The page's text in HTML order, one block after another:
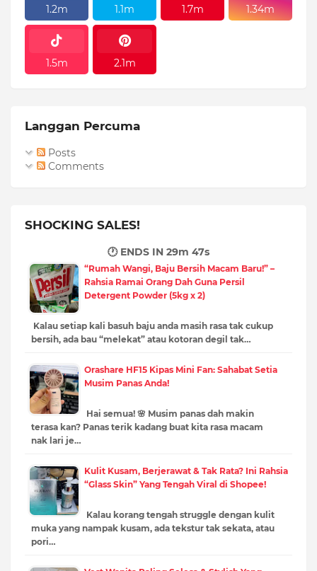
1.2m 1.1m 1.7m 1.34m
1.5m 2.1m
Langgan Percuma
Posts
Comments
SHOCKING SALES!
🕐 ENDS IN 29m 46s
“Rumah Wangi, Baju Bersih Macam Baru!” –
Rahsia Ramai Orang Dah Guna Persil
Detergent Powder (5kg x 2)
Kalau setiap kali basuh baju anda masih rasa tak cukup
bersih, ada bau “melekat” atau kotoran degil tak…
Orashare HF15 Kipas Mini Fan: Sahabat Setia
Musim Panas Anda!
Hai semua! 🌸 Musim panas dah makin
terasa kan? Panas terik kadang buat kita rasa macam
nak lari je…
Kulit Kusam, Berjerawat & Tak Rata? Ini Rahsia
“Glass Skin” Yang Tengah Viral di Shopee!
Kalau korang tengah struggle dengan kulit
muka yang nampak kusam, ada tekstur tak sekata, atau
pori…